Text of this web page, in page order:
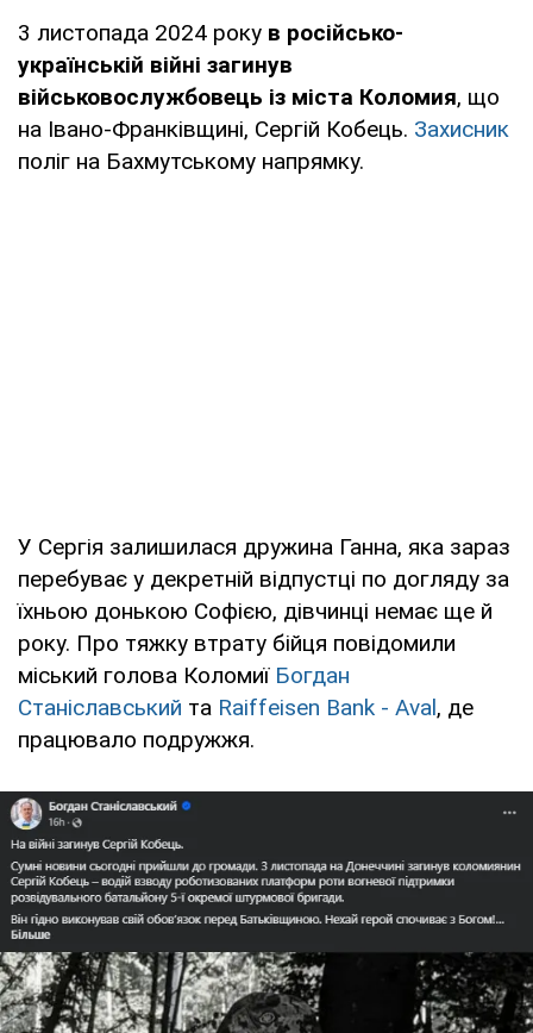
3 листопада 2024 року в російсько-
українській війні загинув
військовослужбовець із міста Коломия, що
на Івано-Франківщині, Сергій Кобець. Захисник
поліг на Бахмутському напрямку.
У Сергія залишилася дружина Ганна, яка зараз
перебуває у декретній відпустці по догляду за
їхньою донькою Софією, дівчинці немає ще й
року. Про тяжку втрату бійця повідомили
міський голова Коломиї Богдан
Станіславський та Raiffeisen Bank - Aval, де
працювало подружжя.